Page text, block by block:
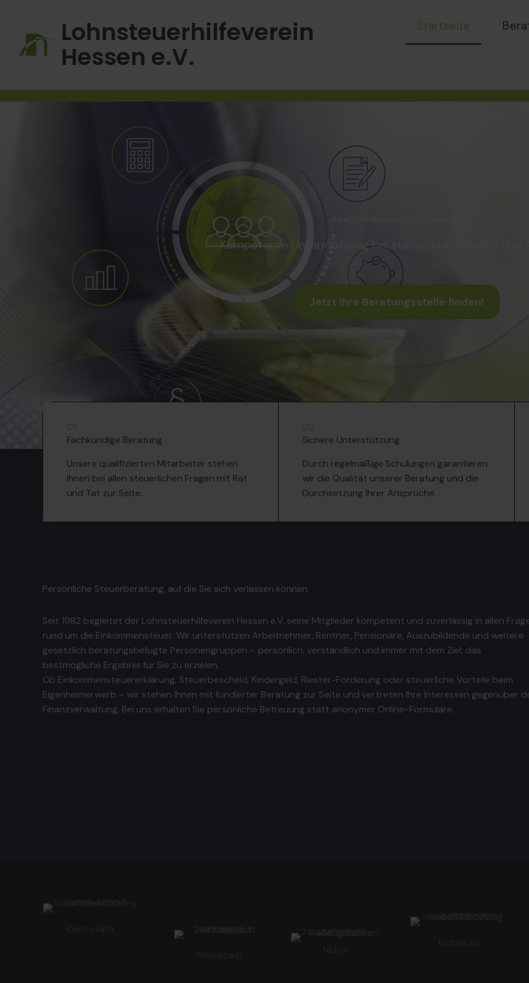
springen
Lohnsteuerhilfeverein
Hessen e.V.
Startseite
Kompetente Unterstützung bei steuerlichen Fragen und
Jetzt Ihre Beratungsstelle finden!
01.
Fachkundige Beratung
Unsere qualifizierten Mitarbeiter stehen
Ihnen bei allen steuerlichen Fragen mit Rat
und Tat zur Seite.
02.
Sichere Unterstützung
Durch regelmäßige Schulungen garantieren
wir die Qualität unserer Beratung und die
Durchsetzung Ihrer Ansprüche.
Persönliche Steuerberatung, auf die Sie sich verlassen können
Seit 1982 begleitet der Lohnsteuerhilfeverein Hessen e.V. seine Mitglieder kompetent und zuverlässig in allen
rund um die Einkommensteuer. Wir unterstützen Arbeitnehmer, Rentner, Pensionäre, Auszubildende und weitere
gesetzlich beratungsbefugte Personengruppen – persönlich, verständlich und immer mit dem Ziel, das
bestmögliche Ergebnis für Sie zu erzielen.
Ob Einkommensteuererklärung, Steuerbescheid, Kindergeld, Riester-Förderung oder steuerliche Vorteile beim
Eigenheimerwerb – wir stehen Ihnen mit fundierter Beratung zur Seite und vertreten Ihre Interessen gegenüber
Finanzverwaltung. Bei uns erhalten Sie persönliche Betreuung statt anonymer Online-Formulare.